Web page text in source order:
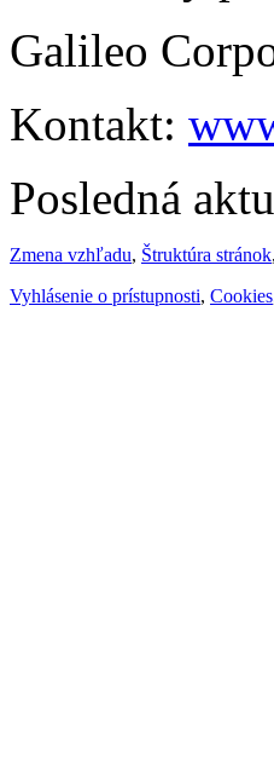
Galileo
Kontakt:
Posledná
Zmena vzhľadu, Štruktúra stránok,
Vyhlásenie o prístupnosti, Cookies